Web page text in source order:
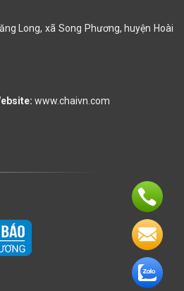
Long, xã Song Phương, huyện Hoài
www.chaivn.com